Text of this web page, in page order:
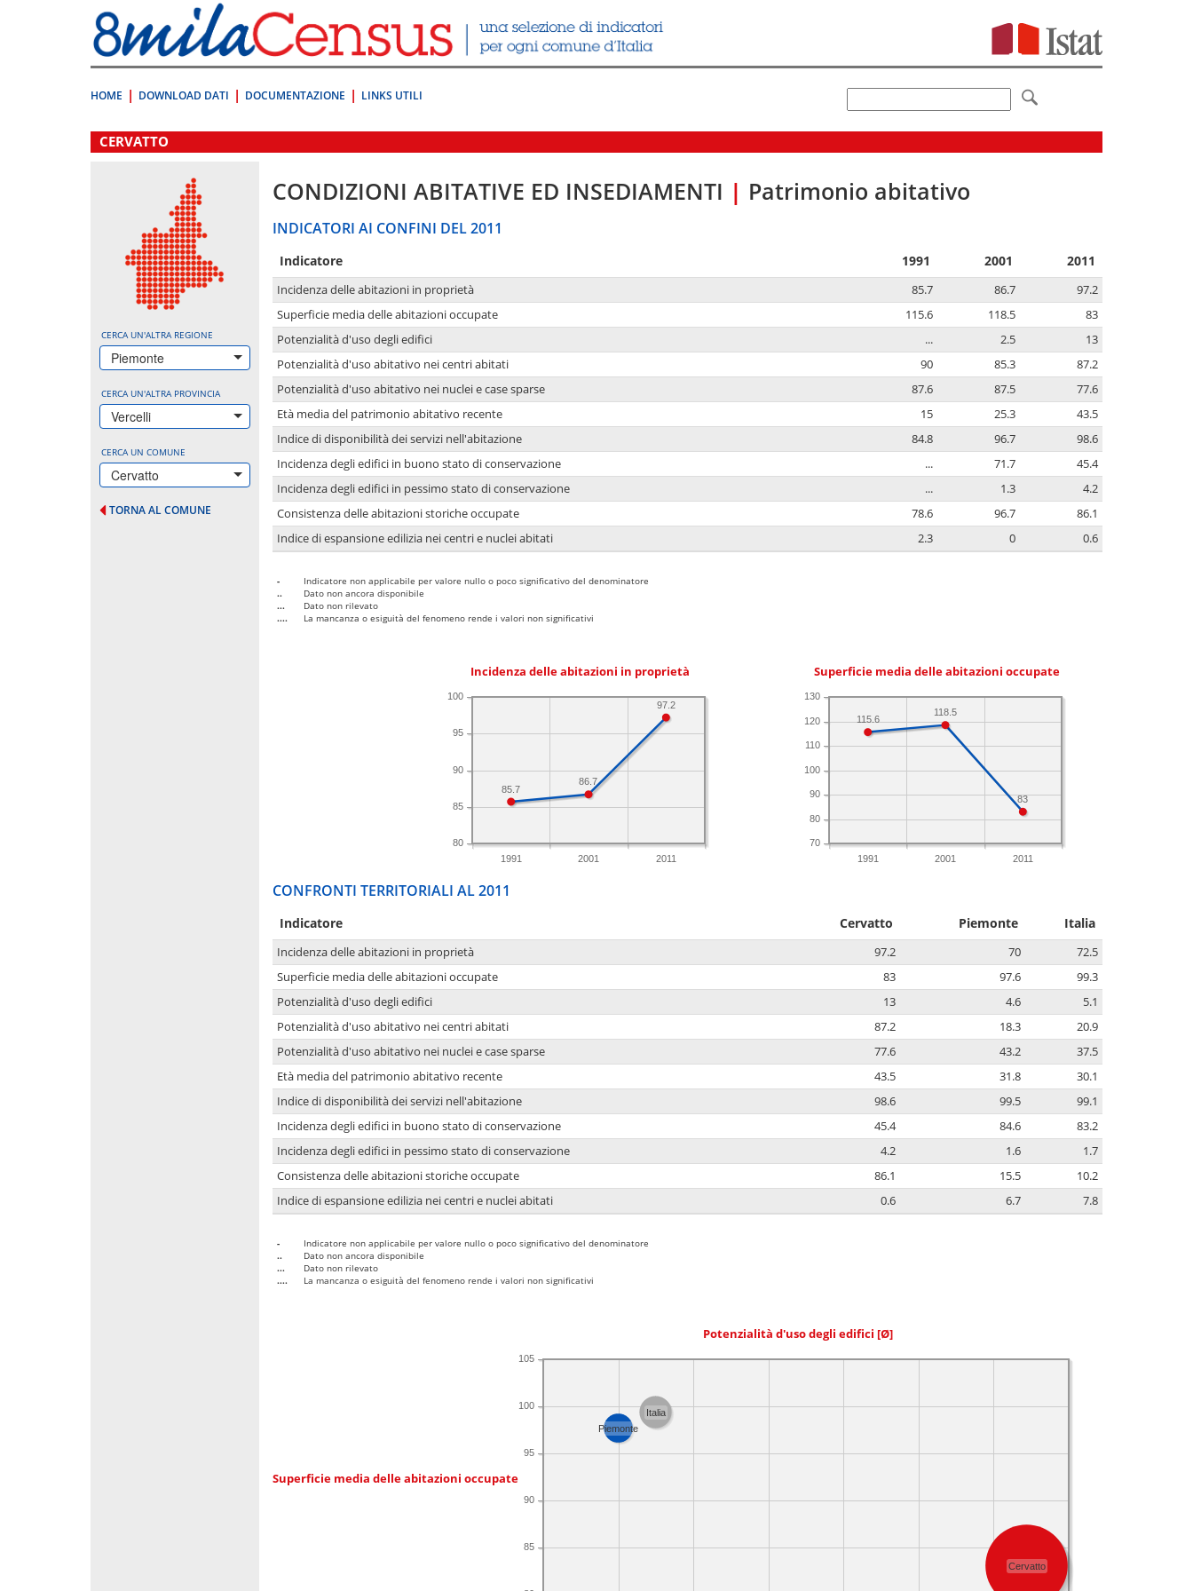
direttamente
a:
Contenuto
HOME DOWNLOAD DATI DOCUMENTAZIONE LINKS UTILI
.
CERVATTO
CERCA UN'ALTRA REGIONE
Piemonte
CERCA UN'ALTRA PROVINCIA
Vercelli
CERCA UN COMUNE
Cervatto
TORNA AL COMUNE
CONDIZIONI ABITATIVE ED INSEDIAMENTI | Patrimonio abitativo
INDICATORI AI CONFINI DEL 2011
Indicatore 1991 2001 2011
Incidenza delle abitazioni in proprietà 85.7 86.7
97.2
Superficie media delle abitazioni occupate
115.6 118.5
83
Potenzialità d'uso degli edifici
... 2.5
13
Potenzialità d'uso abitativo nei centri abitati
90 85.3
87.2
Potenzialità d'uso abitativo nei nuclei e case sparse
87.6 87.5
77.6
Età media del patrimonio abitativo recente
15 25.3
43.5
Indice di disponibilità dei servizi nell'abitazione
84.8 96.7
98.6
Incidenza degli edifici in buono stato di conservazione
... 71.7
45.4
Incidenza degli edifici in pessimo stato di conservazione
... 1.3
4.2
Consistenza delle abitazioni storiche occupate
78.6 96.7
86.1
Indice di espansione edilizia nei centri e nuclei abitati
2.3 0 0.6
-
Indicatore non applicabile per valore nullo o poco significativo del denominatore
..
Dato non ancora disponibile
...
Dato non rilevato
....
La mancanza o esiguità del fenomeno rende i valori non significativi
Incidenza delle abitazioni in proprietà
1991 2001 2011
80
85
90
95
100
97.2
86.7
85.7
Superficie media delle abitazioni occupate
1991 2001 2011
70
80
90
100
110
120
130
83
118.5
115.6
CONFRONTI TERRITORIALI AL 2011
Indicatore Cervatto Piemonte Italia
Incidenza delle abitazioni in proprietà 97.2 70
72.5
Superficie media delle abitazioni occupate
83 97.6
99.3
Potenzialità d'uso degli edifici
13 4.6
5.1
Potenzialità d'uso abitativo nei centri abitati
87.2 18.3
20.9
Potenzialità d'uso abitativo nei nuclei e case sparse
77.6 43.2
37.5
Età media del patrimonio abitativo recente
43.5 31.8
30.1
Indice di disponibilità dei servizi nell'abitazione
98.6 99.5
99.1
Incidenza degli edifici in buono stato di conservazione
45.4 84.6
83.2
Incidenza degli edifici in pessimo stato di conservazione
4.2 1.6
1.7
Consistenza delle abitazioni storiche occupate
86.1 15.5
10.2
Indice di espansione edilizia nei centri e nuclei abitati
0.6 6.7 7.8
-
Indicatore non applicabile per valore nullo o poco significativo del denominatore
..
Dato non ancora disponibile
...
Dato non rilevato
....
La mancanza o esiguità del fenomeno rende i valori non significativi
Potenzialità d'uso degli edifici [Ø]
Superficie media delle abitazioni occupate
85
90
95
100
105
Cervatto
Italia
Piemonte